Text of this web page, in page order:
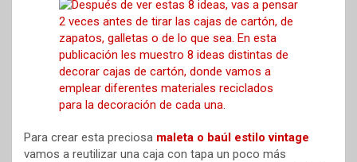
Para crear esta preciosa maleta o baúl estilo vintage
vamos a reutilizar una caja con tapa un poco más